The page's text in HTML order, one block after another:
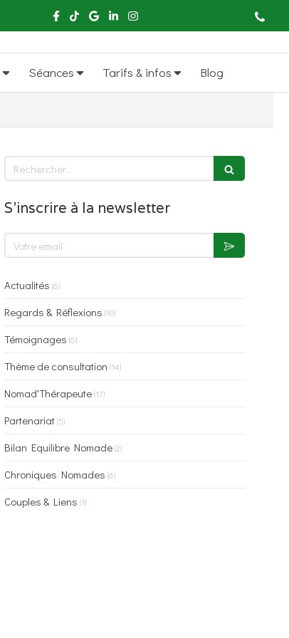
Séances Tarifs & infos Blog
Rechercher
S'inscrire à la newsletter
Votre email
Actualités (6)
Regards & Réflexions (10)
Témoignages (6)
Thème de consultation (14)
Nomad'Thérapeute(17)
Partenariat(5)
Bilan Equilibre Nomade(2)
Chroniques Nomades (6)
Couples & Liens (1)